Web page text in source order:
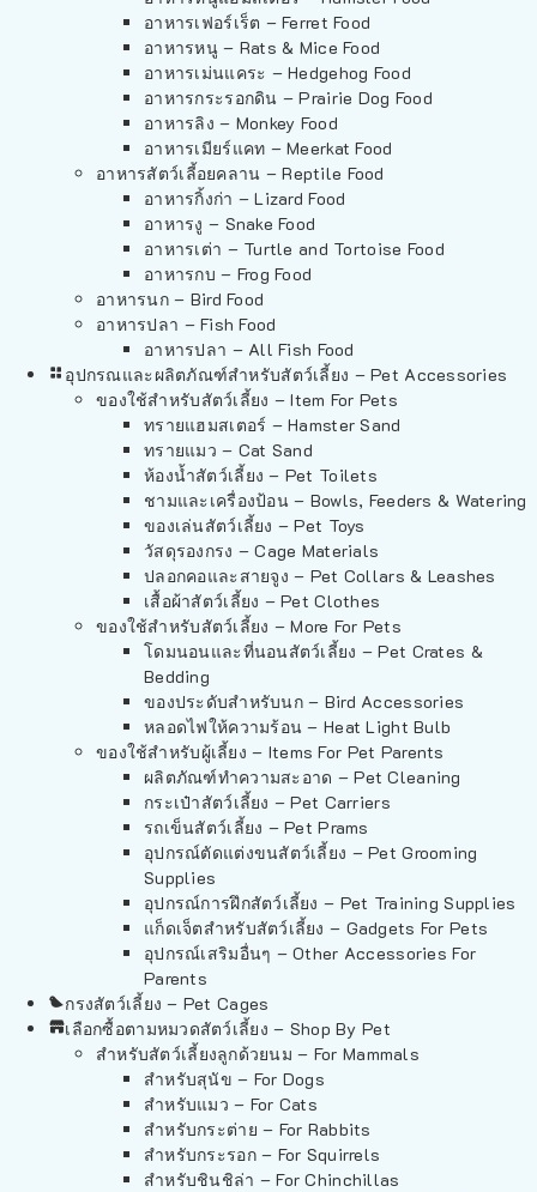
อาหารเฟอร์เร็ต – Ferret Food
อาหารหนู – Rats & Mice Food
อาหารเม่นแคระ – Hedgehog Food
อาหารกระรอกดิน – Prairie Dog Food
อาหารลิง – Monkey Food
อาหารเมียร์แคท – Meerkat Food
อาหารสัตว์เลี้อยคลาน – Reptile Food
อาหารกิ้งก่า – Lizard Food
อาหารงู – Snake Food
อาหารเต่า – Turtle and Tortoise Food
อาหารกบ – Frog Food
อาหารนก – Bird Food
อาหารปลา – Fish Food
อาหารปลา – All Fish Food
อุปกรณและผลิตภัณฑ์สำหรับสัตว์เลี้ยง – Pet Accessories
ของใช้สำหรับสัตว์เลี้ยง – Item For Pets
ทรายแฮมสเตอร์ – Hamster Sand
ทรายแมว – Cat Sand
ห้องน้ำสัตว์เลี้ยง – Pet Toilets
ชามและเครื่องป้อน – Bowls, Feeders & Watering
ของเล่นสัตว์เลี้ยง – Pet Toys
วัสดุรองกรง – Cage Materials
ปลอกคอและสายจูง – Pet Collars & Leashes
เสื้อผ้าสัตว์เลี้ยง – Pet Clothes
ของใช้สำหรับสัตว์เลี้ยง – More For Pets
โดมนอนและที่นอนสัตว์เลี้ยง – Pet Crates &
Bedding
ของประดับสำหรับนก – Bird Accessories
หลอดไฟให้ความร้อน – Heat Light Bulb
ของใช้สำหรับผู้เลี้ยง – Items For Pet Parents
ผลิตภัณฑ์ทำความสะอาด – Pet Cleaning
กระเป๋าสัตว์เลี้ยง – Pet Carriers
รถเข็นสัตว์เลี้ยง – Pet Prams
อุปกรณ์ตัดแต่งขนสัตว์เลี้ยง – Pet Grooming
Supplies
อุปกรณ์การฝึกสัตว์เลี้ยง – Pet Training Supplies
แก็ดเจ็ตสำหรับสัตว์เลี้ยง – Gadgets For Pets
อุปกรณ์เสริมอื่นๆ – Other Accessories For
Parents
กรงสัตว์เลี้ยง – Pet Cages
เลือกซื้อตามหมวดสัตว์เลี้ยง – Shop By Pet
สำหรับสัตว์เลี้ยงลูกด้วยนม – For Mammals
สำหรับสุนัข – For Dogs
สำหรับแมว – For Cats
สำหรับกระต่าย – For Rabbits
สำหรับกระรอก – For Squirrels
สำหรับชินชิล่า – For Chinchillas